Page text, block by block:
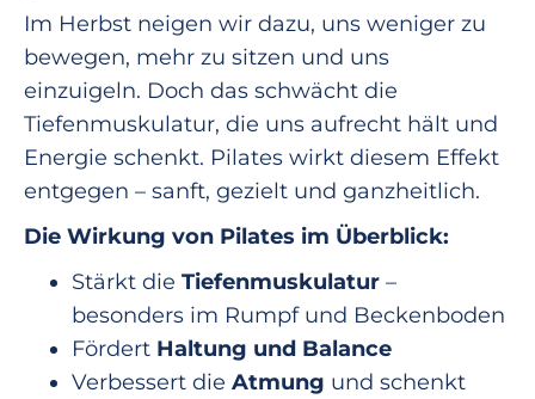
Im Herbst neigen wir dazu, uns weniger zu
bewegen, mehr zu sitzen und uns
einzuigeln. Doch das schwächt die
Tiefenmuskulatur, die uns aufrecht hält und
Energie schenkt. Pilates wirkt diesem Effekt
entgegen – sanft, gezielt und ganzheitlich.
Die Wirkung von Pilates im Überblick:
Stärkt die Tiefenmuskulatur –
besonders im Rumpf und Beckenboden
Fördert Haltung und Balance
Verbessert die Atmung und schenkt